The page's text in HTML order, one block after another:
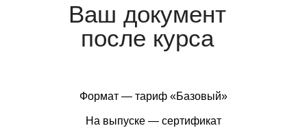
Ваш документ
после курса
Формат — тариф «Базовый»
На выпуске — сертификат